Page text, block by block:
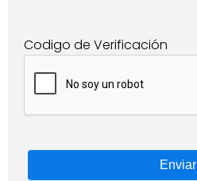
Codigo de Verificación
Enviar